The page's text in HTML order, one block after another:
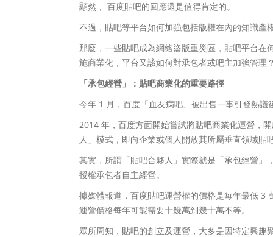
顯然， 百度貼吧的回應還是值得肯定的。
不過，貼吧等平台如何加強包括版權在內的知識產
那麼，一些貼吧成為網絡盜版重災區，貼吧平台
施商業化，平台又該如何對承包者或吧主加強管理
「承包經營」：貼吧商業化的重要路徑
今年 1 月，百度「血友病吧」被出售一事引發熱
2014 年，百度方面開始嘗試將貼吧商業化運營，
人」模式，即向企業或個人開放其所屬垂直領域貼
其實，所謂「貼吧合夥人」實際就是「承包經營
授權承包者自主經營。
據媒體報道，百度貼吧運營權的價格是每年最低 3
運營價格每年可能需要十幾萬到幾十萬不等。
眾所周知，貼吧的創立及運營，大多是因特定興